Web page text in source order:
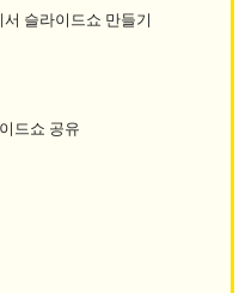
슬라이드쇼 만들기
드쇼 공유